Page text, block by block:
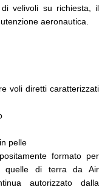
velivoli su richiesta, il
aeronautica.
voli diretti caratterizzati
pelle
formato per
quelle di terra da Air
autorizzato dalla